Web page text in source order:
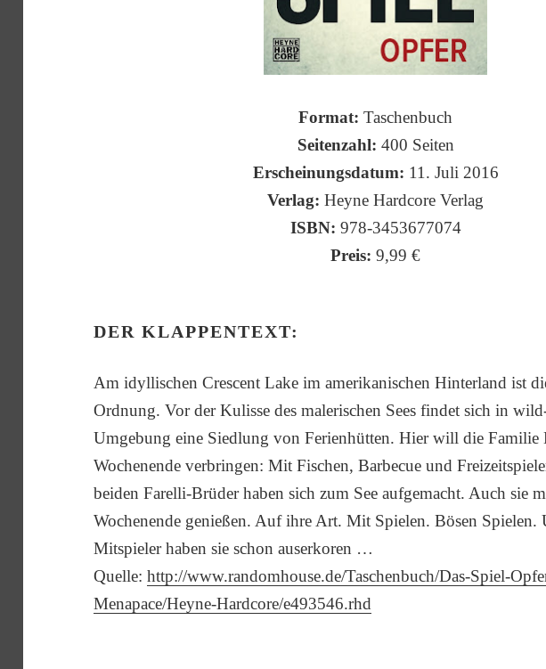
Format: Taschenbuch
Seitenzahl: 400 Seiten
Erscheinungsdatum: 11. Juli 2016
Verlag: Heyne Hardcore Verlag
ISBN: 978-3453677074
Preis: 9,99 €
DER KLAPPENTEXT:
Am idyllischen Crescent Lake im amerikanischen Hinterland ist
Ordnung. Vor der Kulisse des malerischen Sees findet sich in
Umgebung eine Siedlung von Ferienhütten. Hier will die Familie
Wochenende verbringen: Mit Fischen, Barbecue und
beiden Farelli-Brüder haben sich zum See aufgemacht. Auch sie
Wochenende genießen. Auf ihre Art. Mit Spielen. Bösen Spielen.
Mitspieler haben sie schon auserkoren …
Quelle:http://www.randomhouse.de/Taschenbuch/Das-Spiel-
Menapace/Heyne-Hardcore/e493546.rhd